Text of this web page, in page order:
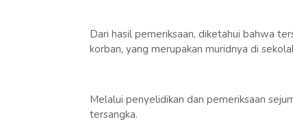
Dari hasil pemeriksaan, diketahui bahwa
korban, yang merupakan muridnya di
Melalui penyelidikan dan pemeriksaan
tersangka.